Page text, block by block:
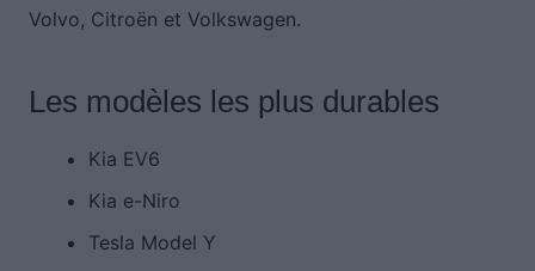
Volvo, Citroën et Volkswagen.
Les modèles les plus durables
Kia EV6
Kia e-Niro
Tesla Model Y